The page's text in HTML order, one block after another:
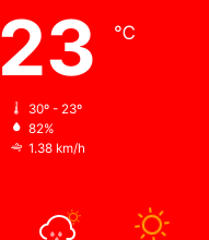
23 ℃
30º - 23º
82%
1.38 km/h